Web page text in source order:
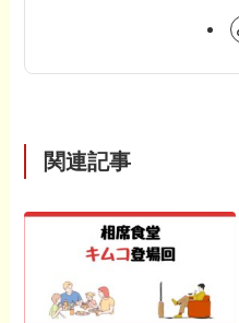
関連記事